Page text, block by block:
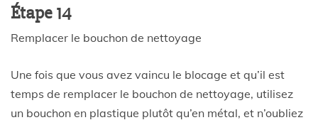
Étape 14
Remplacer le bouchon de nettoyage
Une fois que vous avez vaincu le blocage et qu’il est
temps de remplacer le bouchon de nettoyage, utilisez
un bouchon en plastique plutôt qu’en métal, et n’oubliez